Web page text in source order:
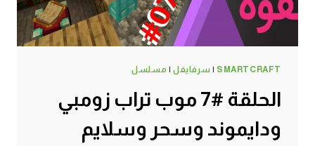
SMARTCRAFT
| سرفايفل| مسلسل
الحلقة #7 موب تراب زومبي
ودايموند وسحر وسلايم